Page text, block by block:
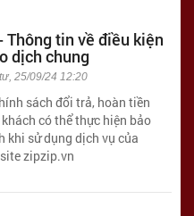
Thông tin về điều kiện
dịch chung
25/09/24 12:20
sách đổi trả, hoàn tiền
có thể thực hiện bảo
khi sử dụng dịch vụ của
zipzip.vn